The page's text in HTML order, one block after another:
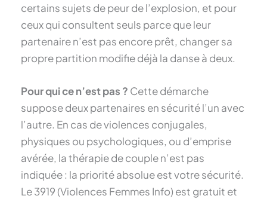
certains sujets de peur de l’explosion, et pour
ceux qui consultent seuls parce que leur
partenaire n’est pas encore prêt, changer sa
propre partition modifie déjà la danse à deux.
Pour qui ce n’est pas ? Cette démarche
suppose deux partenaires en sécurité l’un avec
l’autre. En cas de violences conjugales,
physiques ou psychologiques, ou d’emprise
avérée, la thérapie de couple n’est pas
indiquée : la priorité absolue est votre sécurité.
Le 3919 (Violences Femmes Info) est gratuit et